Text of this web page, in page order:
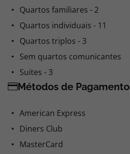
Quartos familiares - 2
Quartos individuais - 11
Quartos triplos - 3
Sem quartos comunicantes
Suites - 3
Métodos de Pagamento
American Express
Diners Club
MasterCard